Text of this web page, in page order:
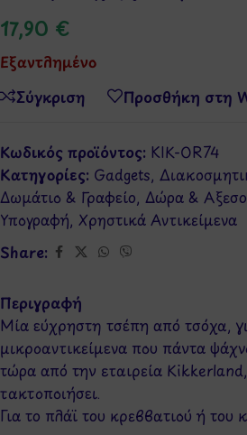
17,90 €
Εξαντλημένο
Σύγκριση
Προσθήκη στη
Κωδικός προϊόντος: KIK-OR74
Κατηγορίες: Gadgets,
Δωμάτιο & Γραφείο, Δώρα &
Υπογραφή, Χρηστικά Αντικείμενα
Share:
Περιγραφή
Μία εύχρηστη τσέπη από τσόχα,
μικροαντικείμενα που πάντα
τώρα από την εταιρεία
τακτοποιήσει.
Για το πλάϊ του κρεββατιού ή του